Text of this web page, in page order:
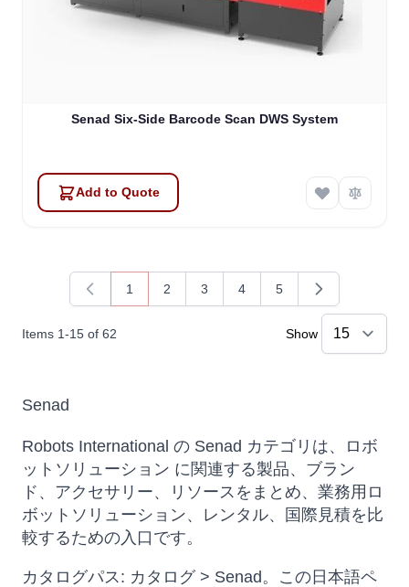
Senad Six-Side Barcode Scan DWS System
Add to Quote
Items 1-15 of 62
You're currently reading page
1
Page
2
Page
3
Page
4
Page
5
Show
Senad
Robots International の Senad カテゴリは、ロボ
ットソリューション に関連する製品、ブラン
ド、アクセサリー、リソースをまとめ、業務用ロ
ボットソリューション、レンタル、国際見積を比
較するための入口です。
カタログパス: カタログ > Senad。この日本語ペ